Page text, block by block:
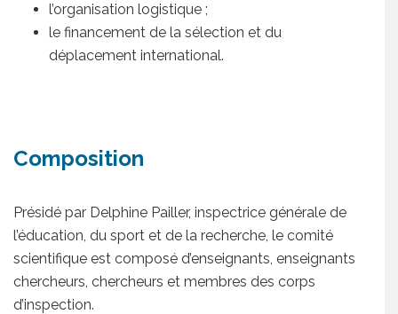
l’organisation logistique ;
le financement de la sélection et du
déplacement international.
Composition
Présidé par Delphine Pailler, inspectrice générale de
l’éducation, du sport et de la recherche, le comité
scientifique est composé d’enseignants, enseignants
chercheurs, chercheurs et membres des corps
d’inspection.